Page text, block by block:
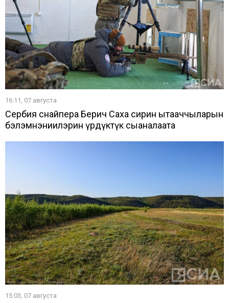
16:11, 07 августа
Сербия снайпера Берич Саха сирин ытааччыларын
бэлэмнэниилэрин үрдүктүк сыаналаата
15:03, 07 августа